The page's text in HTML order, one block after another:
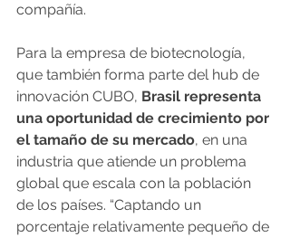
compañía.
Para la empresa de biotecnología,
que también forma parte del hub de
innovación CUBO, Brasil representa
una oportunidad de crecimiento por
el tamaño de su mercado, en una
industria que atiende un problema
global que escala con la población
de los países. “Captando un
porcentaje relativamente pequeño de